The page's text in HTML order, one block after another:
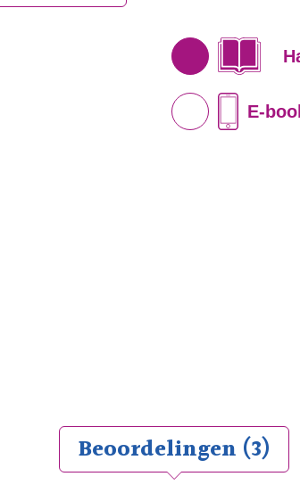
E-
Beoordelingen (3)